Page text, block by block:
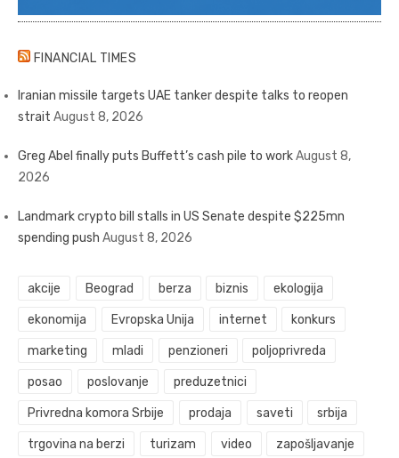
FINANCIAL TIMES
Iranian missile targets UAE tanker despite talks to reopen
strait August 8, 2026
Greg Abel finally puts Buffett’s cash pile to workAugust 8,
2026
Landmark crypto bill stalls in US Senate despite $225mn
spending push August 8, 2026
akcije Beograd berza biznis ekologija
ekonomija Evropska Unija internet konkurs
marketing mladi penzioneri poljoprivreda
posao poslovanje preduzetnici
Privredna komora Srbije prodaja saveti srbija
trgovina na berzi turizam video zapošljavanje